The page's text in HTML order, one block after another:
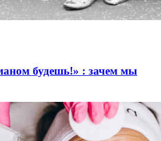
будешь!» : зачем мы